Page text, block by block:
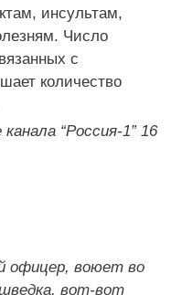
инсультам,
Число
с
количество
“Россия-1” 16
офицер, воюет во
вот-вот